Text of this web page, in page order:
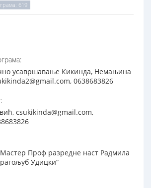
619
усавршавање Кикинда, Немањина
0638683826
csukikinda@gmail.com,
Проф разредне наст Радмила
Удицки“